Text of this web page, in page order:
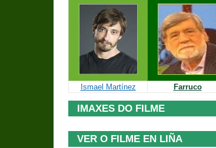
Ismael Martínez Farruco
IMAXES DO FILME
VER O FILME EN LIÑA